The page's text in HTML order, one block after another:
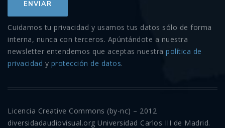
Cuidamos tu privacidad y usamos tus datos sólo de forma
interna, nunca con terceros. Apúntándote a nuestra
newsletter entendemos que aceptas nuestra política de
privacidad y protección de datos.
Licencia Creative Commons (by-nc) – 2012
diversidadaudiovisual.org Universidad Carlos III de Madrid.